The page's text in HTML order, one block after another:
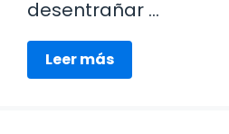
desentrañar …
Leer más